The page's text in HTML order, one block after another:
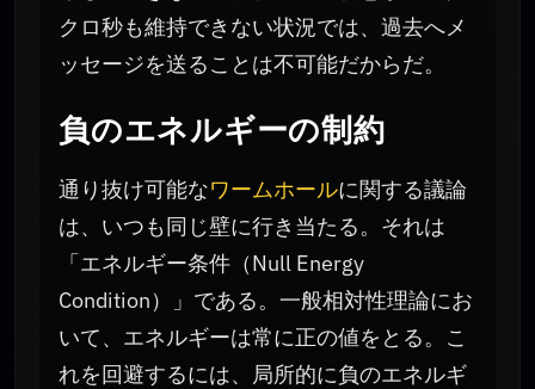
クロ秒も維持できない状況では、過去へメ
ッセージを送ることは不可能だからだ。
負のエネルギーの制約
通り抜け可能なワームホールに関する議論
は、いつも同じ壁に行き当たる。それは
「エネルギー条件（Null Energy
Condition）」である。一般相対性理論にお
いて、エネルギーは常に正の値をとる。こ
れを回避するには、局所的に負のエネルギ